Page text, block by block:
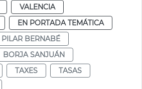
VALENCIA
EN PORTADA TEMÁTICA
PILAR BERNABÉ
BORJA SANJUÁN
TAXES
TASAS